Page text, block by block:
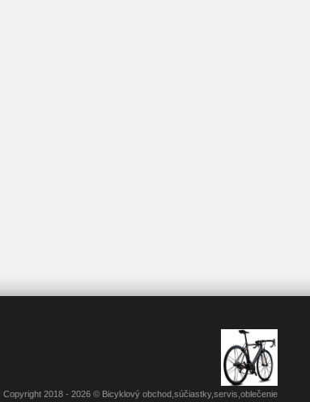
Copyright 2018 - 2026 © Bicyklový obchod,súčiastky,servis,oblečenie